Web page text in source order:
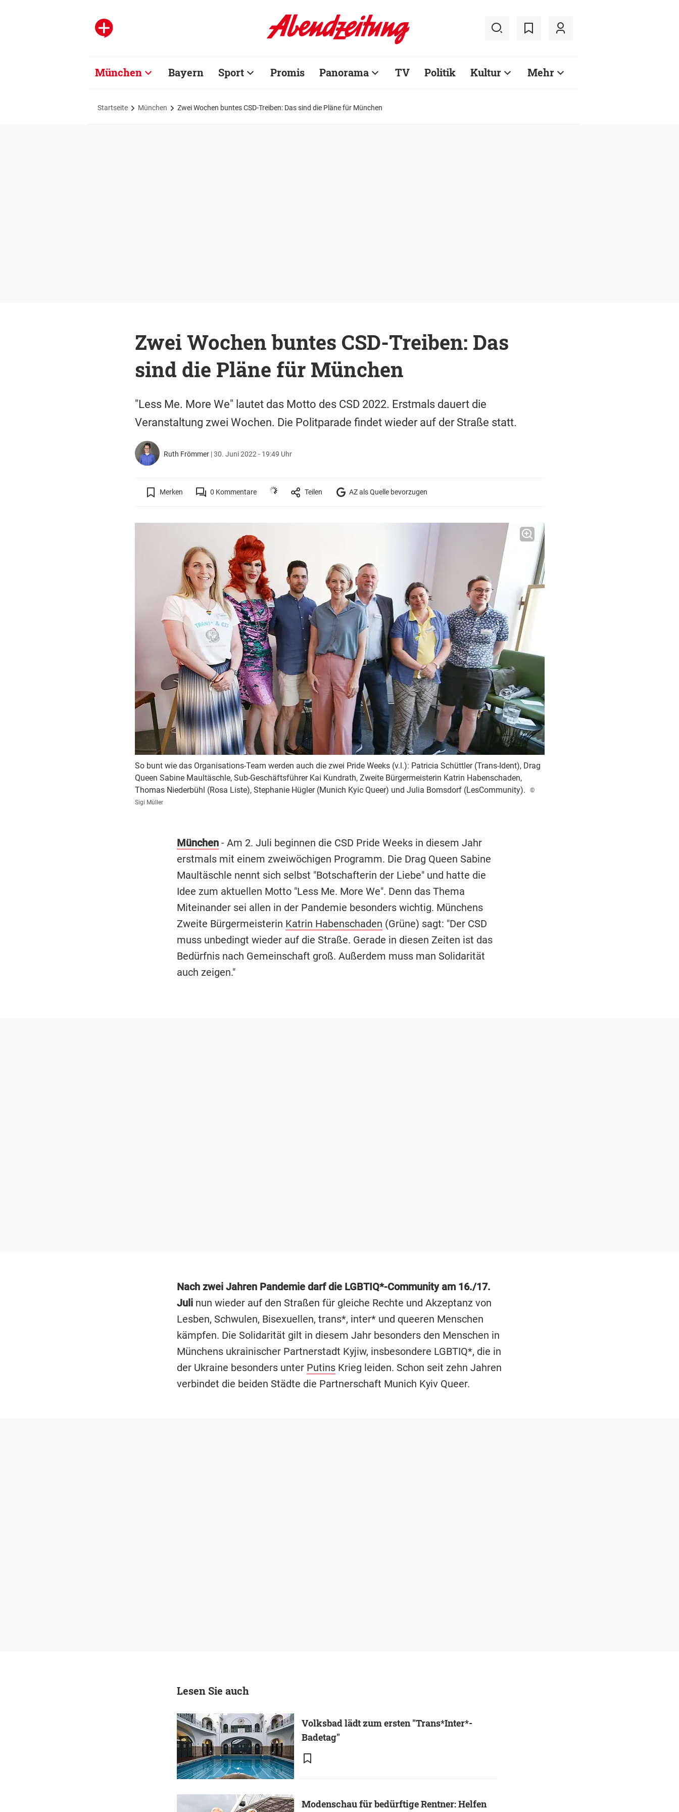
München Bayern Sport Promis Panorama TV Politik Kultur Mehr
Startseite München Zwei Wochen buntes CSD-Treiben: Das sind die Pläne für München
Zwei Wochen buntes CSD-Treiben: Das
sind die Pläne für München
"Less Me. More We" lautet das Motto des CSD 2022. Erstmals dauert die
Veranstaltung zwei Wochen. Die Politparade findet wieder auf der Straße statt.
Ruth Frömmer |30. Juni 2022 - 19:49 Uhr
Merken 0 Kommentare Teilen AZ als Quelle bevorzugen
So bunt wie das Organisations-Team werden auch die zwei Pride Weeks (v.l.): Patricia Schüttler (Trans-Ident), Drag
Queen Sabine Maultäschle, Sub-Geschäftsführer Kai Kundrath, Zweite Bürgermeisterin Katrin Habenschaden,
Thomas Niederbühl (Rosa Liste), Stephanie Hügler (Munich Kyic Queer) und Julia Bomsdorf (LesCommunity).
©
Sigi Müller
München- Am 2. Juli beginnen die CSD Pride Weeks in diesem Jahr
erstmals mit einem zweiwöchigen Programm. Die Drag Queen Sabine
Maultäschle nennt sich selbst "Botschafterin der Liebe" und hatte die
Idee zum aktuellen Motto "Less Me. More We". Denn das Thema
Miteinander sei allen in der Pandemie besonders wichtig. Münchens
Zweite Bürgermeisterin Katrin Habenschaden (Grüne) sagt: "Der CSD
muss unbedingt wieder auf die Straße. Gerade in diesen Zeiten ist das
Bedürfnis nach Gemeinschaft groß. Außerdem muss man Solidarität
auch zeigen."
Nach zwei Jahren Pandemie darf die LGBTIQ*-Community am 16./17.
Julinun wieder auf den Straßen für gleiche Rechte und Akzeptanz von
Lesben, Schwulen, Bisexuellen, trans*, inter* und queeren Menschen
kämpfen. Die Solidarität gilt in diesem Jahr besonders den Menschen in
Münchens ukrainischer Partnerstadt Kyjiw, insbesondere LGBTIQ*, die in
der Ukraine besonders unter PutinsKrieg leiden. Schon seit zehn Jahren
verbindet die beiden Städte die Partnerschaft Munich Kyiv Queer.
Lesen Sie auch
Volksbad lädt zum ersten "Trans*Inter*-
Badetag"
Modenschau für bedürftige Rentner: Helfen